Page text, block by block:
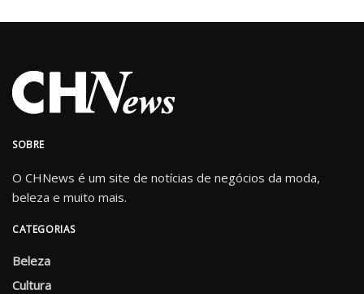
SOBRE
O CHNews é um site de notícias de negócios da moda,
beleza e muito mais.
CATEGORIAS
Beleza
Cultura